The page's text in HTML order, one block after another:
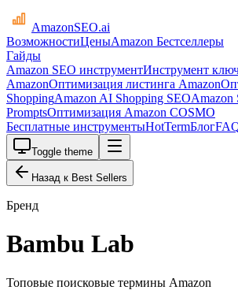
AmazonSEO.ai
ВозможностиЦеныAmazon Бестселлеры
Гайды
Amazon SEO инструментИнструмент
AmazonОптимизация листинга Amazon
ShoppingAmazon AI Shopping SEOAmazon
PromptsОптимизация Amazon COSMO
Бесплатные инструментыHotTermБлог
Toggle theme
Назад к Best Sellers
Бренд
Bambu Lab
Топовые поисковые термины Amazon